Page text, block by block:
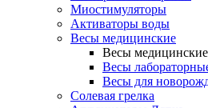
Миостимуляторы
Активаторы воды
Весы медицинские
Весы медицинские
Весы
Весы для
Солевая грелка